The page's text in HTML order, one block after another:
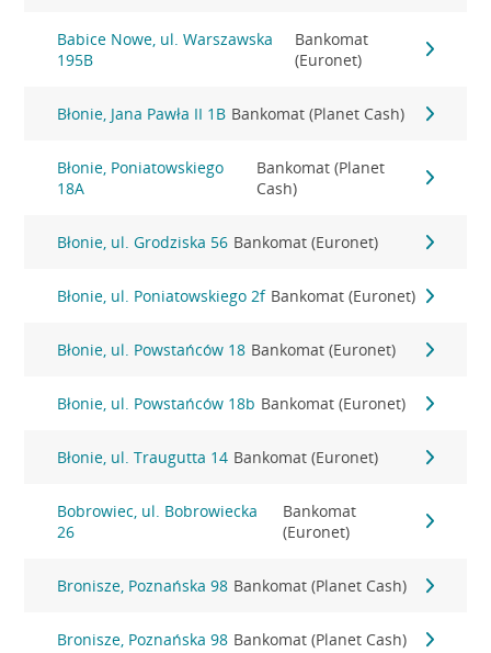
Babice Nowe, ul. Warszawska
195B
Bankomat
(Euronet)
Błonie, Jana Pawła II 1B Bankomat (Planet Cash)
Błonie, Poniatowskiego
18A
Bankomat (Planet
Cash)
Błonie, ul. Grodziska 56 Bankomat (Euronet)
Błonie, ul. Poniatowskiego 2f Bankomat (Euronet)
Błonie, ul. Powstańców 18 Bankomat (Euronet)
Błonie, ul. Powstańców 18b Bankomat (Euronet)
Błonie, ul. Traugutta 14 Bankomat (Euronet)
Bobrowiec, ul. Bobrowiecka
26
Bankomat
(Euronet)
Bronisze, Poznańska 98 Bankomat (Planet Cash)
Bronisze, Poznańska 98 Bankomat (Planet Cash)